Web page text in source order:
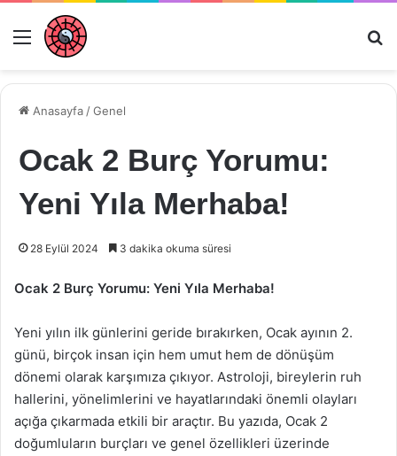
Menü
Anasayfa /Genel
Ocak 2 Burç Yorumu:
Yeni Yıla Merhaba!
28 Eylül 2024 3 dakika okuma süresi
Ocak 2 Burç Yorumu: Yeni Yıla Merhaba!
Yeni yılın ilk günlerini geride bırakırken, Ocak ayının 2.
günü, birçok insan için hem umut hem de dönüşüm
dönemi olarak karşımıza çıkıyor. Astroloji, bireylerin ruh
hallerini, yönelimlerini ve hayatlarındaki önemli olayları
açığa çıkarmada etkili bir araçtır. Bu yazıda, Ocak 2
doğumluların burçları ve genel özellikleri üzerinde